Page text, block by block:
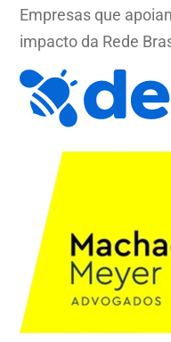
Empresas que
impacto da Rede